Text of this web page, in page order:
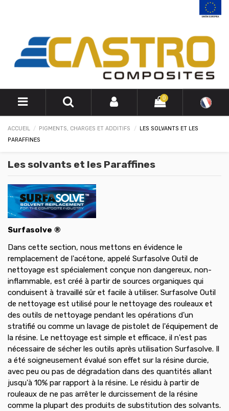
0
ACCUEIL PIGMENTS, CHARGES ET ADDITIFS
LES SOLVANTS ET LES
PARAFFINES
Les solvants et les Paraffines
Surfasolve ®
Dans cette section, nous mettons en évidence le
remplacement de l'acétone, appelé Surfasolve Outil de
nettoyage est spécialement conçue non dangereux, non-
inflammable, est créé à partir de sources organiques qui
conduisent à travaillé sûr et facile à utiliser. Surfasolve Outil
de nettoyage est utilisé pour le nettoyage des rouleaux et
des outils de nettoyage pendant les opérations d'un
stratifié ou comme un lavage de pistolet de l'équipement de
la résine. Le nettoyage est simple et efficace, il n'est pas
nécessaire de sécher les outils après utilisation Surfasolve. Il
a été soigneusement évalué son effet sur la résine durcie,
avec peu ou pas de dégradation dans des quantités allant
jusqu'à 10% par rapport à la résine. Le résidu à partir de
rouleaux de ne pas arrêter le durcissement de la résine
comme la plupart des produits de substitution des solvants.